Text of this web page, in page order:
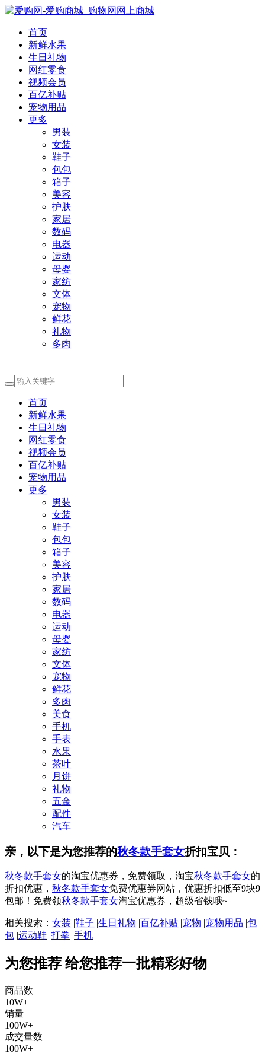
首页
新鲜水果
生日礼物
网红零食
视频会员
百亿补贴
宠物用品
更多
男装
女装
鞋子
包包
箱子
美容
护肤
家居
数码
电器
运动
母婴
家纺
文体
宠物
鲜花
礼物
多肉
首页
新鲜水果
生日礼物
网红零食
视频会员
百亿补贴
宠物用品
更多
男装
女装
鞋子
包包
箱子
美容
护肤
家居
数码
电器
运动
母婴
家纺
文体
宠物
鲜花
多肉
美食
手机
手表
水果
茶叶
月饼
礼物
五金
配件
汽车
亲，以下是为您推荐的秋冬款手套女折扣宝贝：
秋冬款手套女的淘宝优惠券，免费领取，淘宝秋冬款手套女的
折扣优惠， 秋冬款手套女免费优惠券网站，优惠折扣低至9块9
包邮！免费领秋冬款手套女淘宝优惠券，超级省钱哦~
相关搜索： 女装 |鞋子 |生日礼物 |百亿补贴 |宠物 |宠物用品 |包
包 |运动鞋 |打拳 |手机 |
为您推荐 给您推荐一批精彩好物
商品数
10W+
销量
100W+
成交量数
100W+